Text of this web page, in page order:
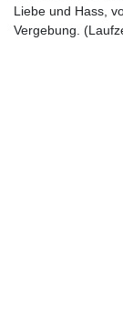
Liebe und Hass,
Vergebung.